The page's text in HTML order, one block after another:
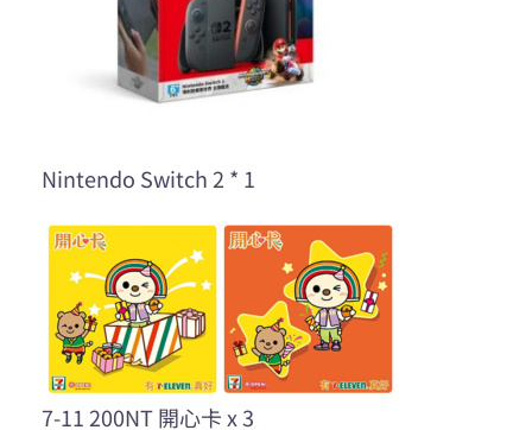
Nintendo Switch 2 * 1
7-11 200NT 開心卡 x 3